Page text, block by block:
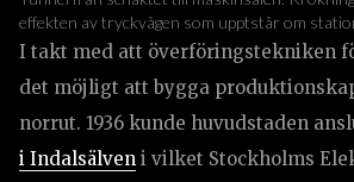
effekten av tryckvågen som upptstår om
I takt med att överföringstekniken
det möjligt att bygga
norrut. 1936 kunde huvudstaden
i Indalsälven i vilket Stockholms